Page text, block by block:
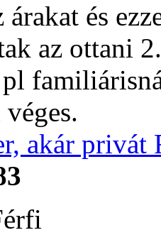
árakat és
az ottani
akár privát